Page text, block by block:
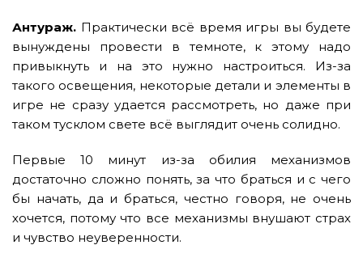
Антураж. Практически всё время игры вы будете
вынуждены провести в темноте, к этому надо
привыкнуть и на это нужно настроиться. Из-за
такого освещения, некоторые детали и элементы в
игре не сразу удается рассмотреть, но даже при
таком тусклом свете всё выглядит очень солидно.
Первые 10 минут из-за обилия механизмов
достаточно сложно понять, за что браться и с чего
бы начать, да и браться, честно говоря, не очень
хочется, потому что все механизмы внушают страх
и чувство неуверенности.